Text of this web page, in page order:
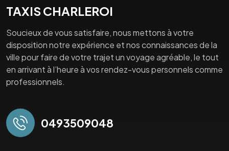
TAXIS CHARLEROI
Soucieux de vous satisfaire, nous mettons à votre
disposition notre expérience et nos connaissances de la
ville pour faire de votre trajet un voyage agréable, le tout
en arrivant à l’heure à vos rendez-vous personnels comme
professionnels.
0493509048